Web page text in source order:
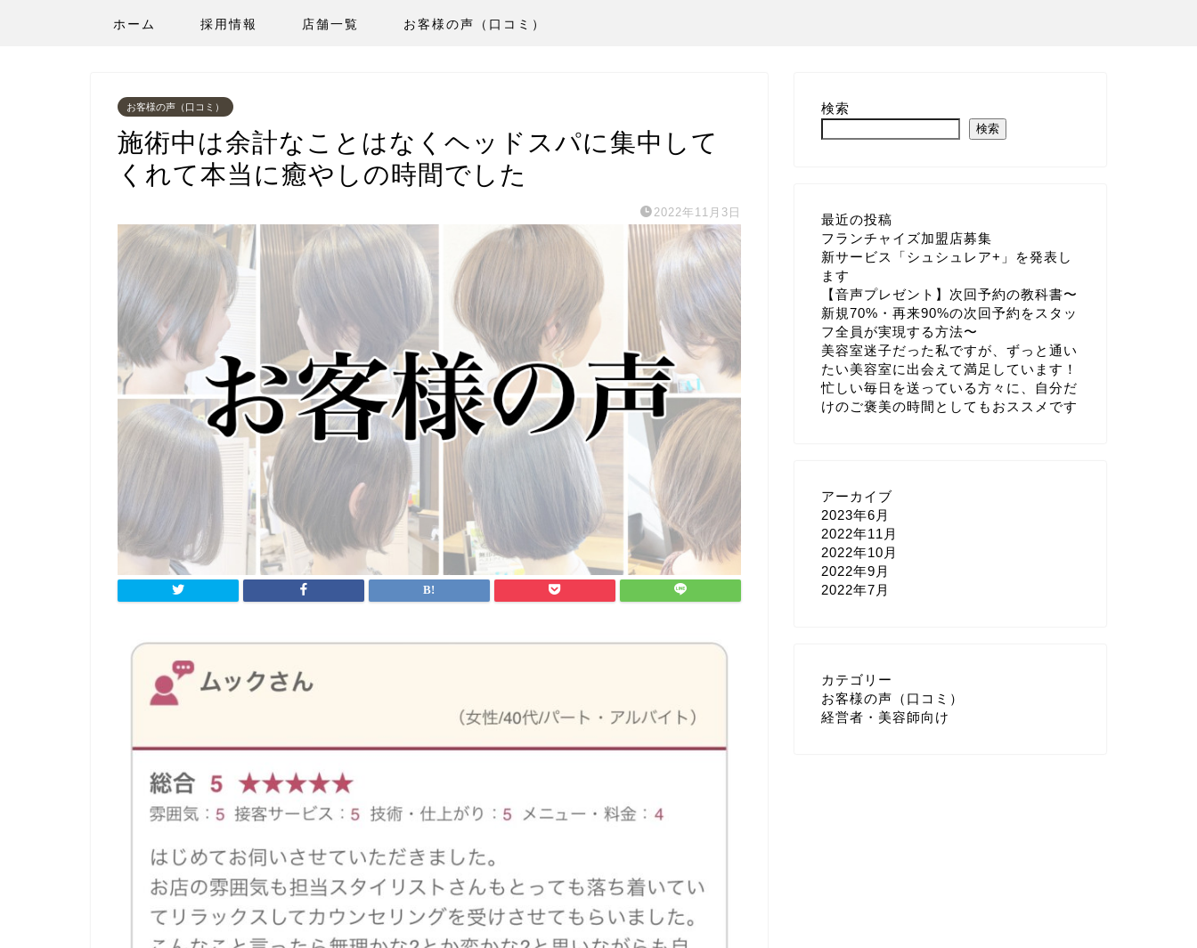
ホーム 採用情報 店舗一覧 お客様の声（口コミ）
お客様の声（口コミ）
施術中は余計なことはなくヘッドスパに集中して
くれて本当に癒やしの時間でした
2022年11月3日
検索
検索
最近の投稿
フランチャイズ加盟店募集
新サービス「シュシュレア+」を発表し
ます
【音声プレゼント】次回予約の教科書〜
新規70%・再来90%の次回予約をスタッ
フ全員が実現する方法〜
美容室迷子だった私ですが、ずっと通い
たい美容室に出会えて満足しています！
忙しい毎日を送っている方々に、自分だ
けのご褒美の時間としてもおススメです
アーカイブ
2023年6月
2022年11月
2022年10月
2022年9月
2022年7月
カテゴリー
お客様の声（口コミ）
経営者・美容師向け